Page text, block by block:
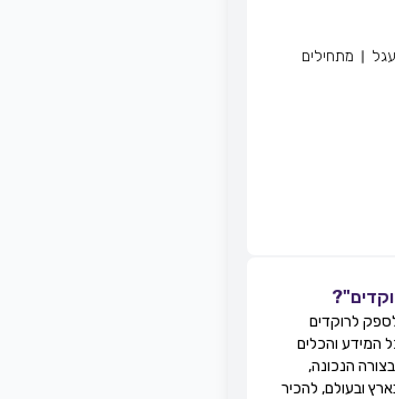
מתחילים
לרוקדים
המידע והכלים
הנכונה,
ובעולם, להכיר